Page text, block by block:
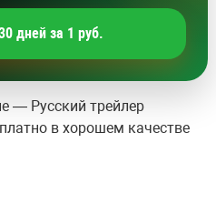
дней за 1 руб.
— Русский трейлер
в хорошем качестве